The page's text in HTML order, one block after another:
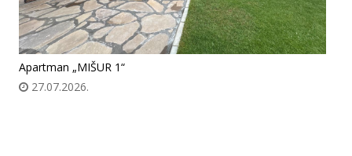
Apartman „MIŠUR 1“
27.07.2026.